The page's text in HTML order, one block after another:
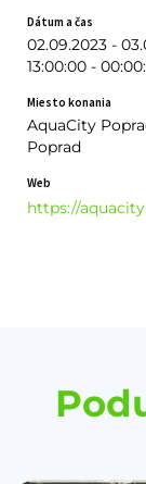
Dátum a čas
02.09.2023 -
13:00:00 -
Miesto konania
AquaCity
Poprad
Web
https://